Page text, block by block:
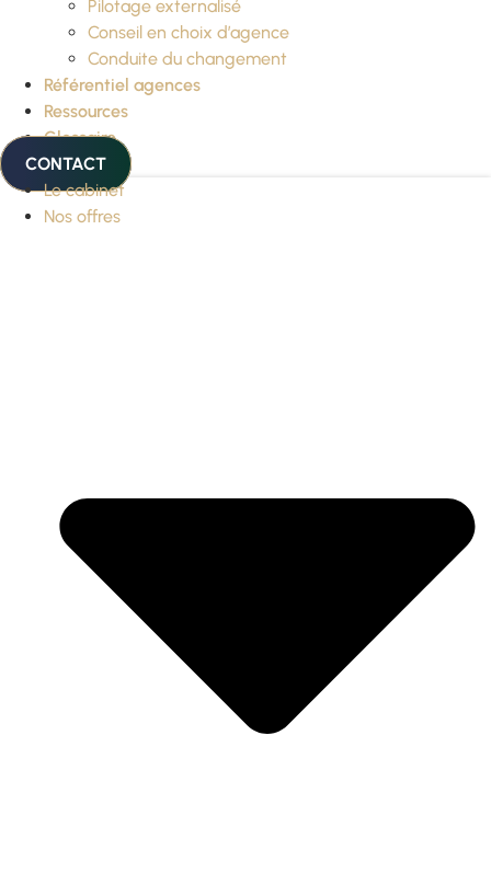
Pilotage externalisé
Conseil en choix d’agence
Conduite du changement
Référentiel agences
Ressources
Glossaire
CONTACT
Le cabinet
Nos offres